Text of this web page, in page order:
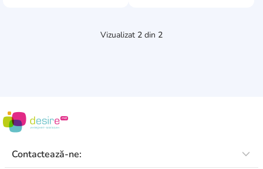
Vizualizat 2 din 2
Contactează-ne: